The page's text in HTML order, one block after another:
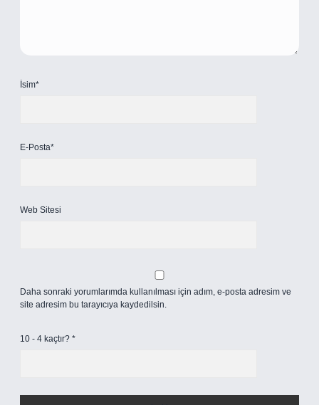
İsim*
E-Posta*
Web Sitesi
Daha sonraki yorumlarımda kullanılması için adım, e-posta adresim ve
site adresim bu tarayıcıya kaydedilsin.
10 - 4 kaçtır? *